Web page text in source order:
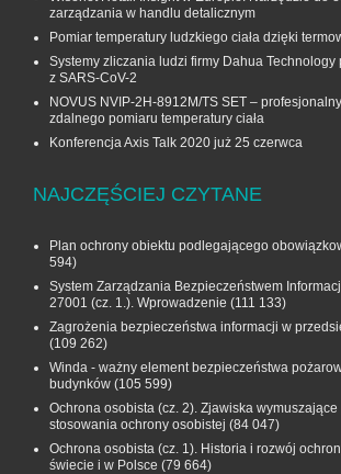
zarządzania w handlu detalicznym
Pomiar temperatury ludzkiego ciała dzięki
Systemy zliczania ludzi firmy Dahua Technology
z SARS-CoV-2
NOVUS NVIP-2H-8912M/TS SET –
zdalnego pomiaru temperatury ciała
Konferencja Axis Talk 2020 już 25 czerwca
NAJCZĘŚCIEJ CZYTANE
Plan ochrony obiektu podlegającego
594)
System Zarządzania Bezpieczeństwem
27001 (cz. 1.). Wprowadzenie (111 133)
Zagrożenia bezpieczeństwa informacji w
(109 262)
Winda - ważny element bezpieczeństwa
budynków (105 599)
Ochrona osobista (cz. 2). Zjawiska wymuszające
stosowania ochrony osobistej (84 047)
Ochrona osobista (cz. 1). Historia i rozwój
świecie i w Polsce (79 664)